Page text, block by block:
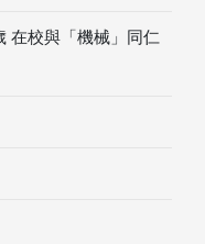
在校與「機械」同仁